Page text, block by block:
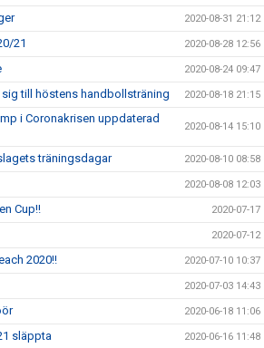
2020-08-31 21:12
21 2020-08-28 12:56
2020-08-24 09:47
till höstens handbollsträning 2020-08-18 21:15
i Coronakrisen uppdaterad
2020-08-14 15:10
träningsdagar 2020-08-10 08:58
2020-08-08 12:03
Cup!! 2020-07-17
2020-07-12
2020!! 2020-07-10 10:37
2020-07-03 14:43
2020-06-18 11:06
släppta 2020-06-16 11:48